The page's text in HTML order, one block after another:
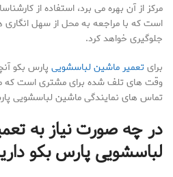
مرکز از آن بهره می برد، استفاده از
است که با مراجعه به محل از سهل انگاری
جلوگیری خواهد کرد.
برایتعمیر ماشین لباسشویی پارس بکو
وقت های تلف شده برای مشتری است که می
تماس های نمایندگی ماشین لباسشویی
در چه صورت نیاز به
لباسشویی پارس بکو